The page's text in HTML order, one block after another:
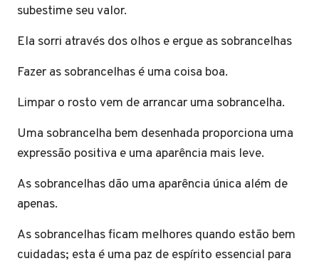
subestime seu valor.
Ela sorri através dos olhos e ergue as sobrancelhas
Fazer as sobrancelhas é uma coisa boa.
Limpar o rosto vem de arrancar uma sobrancelha.
Uma sobrancelha bem desenhada proporciona uma
expressão positiva e uma aparência mais leve.
As sobrancelhas dão uma aparência única além de
apenas.
As sobrancelhas ficam melhores quando estão bem
cuidadas; esta é uma paz de espírito essencial para